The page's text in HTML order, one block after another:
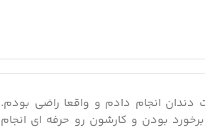
انجام دادم و واقعا راضی بودم.
بودن و کارشون رو حرفه ای انجام